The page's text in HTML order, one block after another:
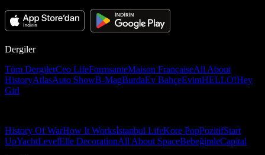
Dergiler
Tüm DergilerCeo LifeFormsanteMaison FrançaiseAll About
HistoryAtlasAuto ShowB-MagBurdaEv BahçeEvimHELLO!Hey
Girl
History Of WarHow It Worksİstanbul LifeKore PopPozitifStart
UpYachtLevelElle DecorationAll About SpaceBebeğimleCapital